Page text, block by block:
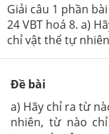
Giải câu 1 phần
24 VBT hoá 8. a)
chỉ vật thể tự
Đề bài
a) Hãy chỉ ra từ
nhiên, từ nào